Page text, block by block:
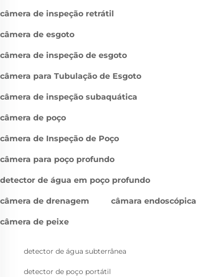
câmera de inspeção retrátil
câmera de esgoto
câmera de inspeção de esgoto
câmera para Tubulação de Esgoto
câmera de inspeção subaquática
câmera de poço
câmera de Inspeção de Poço
câmera para poço profundo
detector de água em poço profundo
câmera de drenagem câmara endoscópica
câmera de peixe
detector de água subterrânea
detector de poço portátil